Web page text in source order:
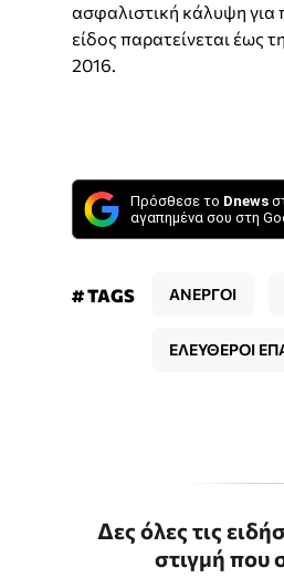
ασφαλιστική κάλυψη για
είδος παρατείνεται έως
2016.
Πρόσθεσε το Dnews
αγαπημένα σου στη
# TAGS ΑΝΕΡΓΟΙ
ΕΛΕΥΘΕΡΟΙ
Δες όλες τις
στιγμή που